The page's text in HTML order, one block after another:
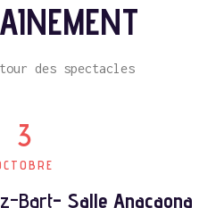
des spectacles
3
Bart- Salle Anacaona